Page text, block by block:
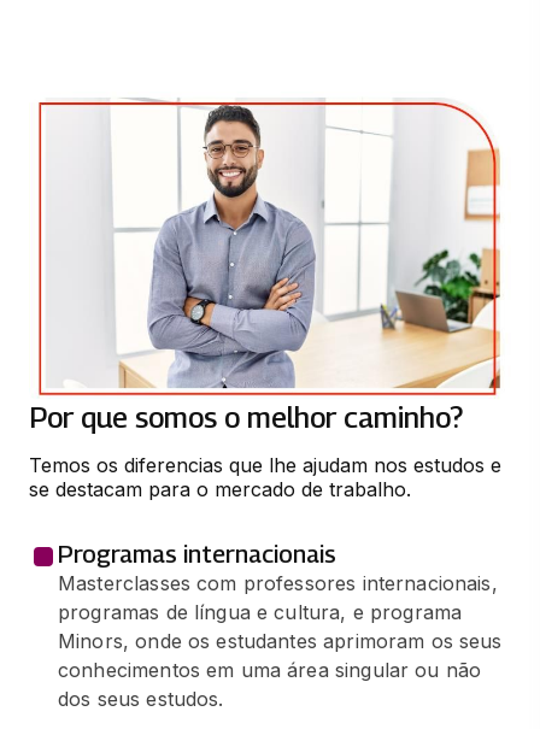
MET. DAS CIENCIAS HUMANAS E SUAS
TECNOLOGIAS
MET. DO ENSINO DA LÍNGUAGEM E SUAS
TECNOLOGIAS
EDUCAÇÃO, CULTURA E DIVERSIDADE
66 horas
NATUREZA E SUAS TEC.
MET. DO ENSINO DA MATEMÁTICA E
SUAS TECNOLOGIAS
66 horas
POLÍTICAS PÚBLICAS E ORGANIZAÇÃO
Por que somos o melhor caminho?
Temos os diferencias que lhe ajudam nos estudos e
se destacam para o mercado de trabalho.
Programas internacionais
Masterclasses com professores internacionais,
programas de língua e cultura, e programa
Minors, onde os estudantes aprimoram os seus
conhecimentos em uma área singular ou não
dos seus estudos.